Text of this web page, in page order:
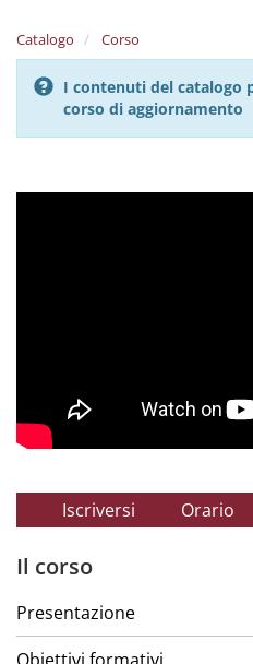
Catalogo Corso
I contenuti del catalogo
corso di aggiornamento
Iscriversi Orario
Il corso
Presentazione